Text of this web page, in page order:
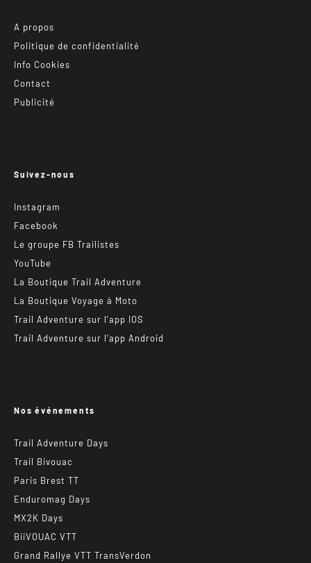
A propos
Politique de confidentialité
Info Cookies
Contact
Publicité
Suivez-nous
Instagram
Facebook
Le groupe FB Trailistes
YouTube
La Boutique Trail Adventure
La Boutique Voyage à Moto
Trail Adventure sur l’app IOS
Trail Adventure sur l’app Android
Nos événements
Trail Adventure Days
Trail Bivouac
Paris Brest TT
Enduromag Days
MX2K Days
BiiVOUAC VTT
Grand Rallye VTT TransVerdon